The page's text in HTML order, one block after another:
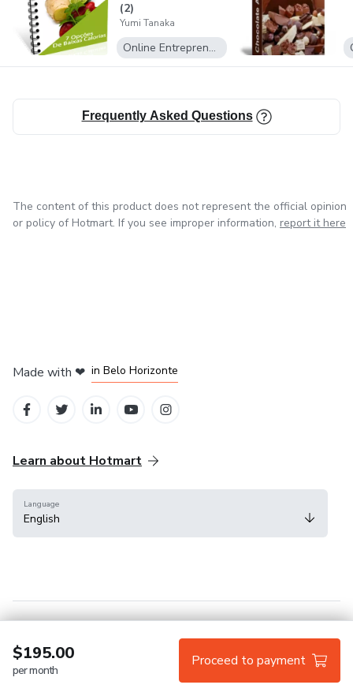
(2)
Yumi Tanaka
Online Entrepreneurship
Frequently Asked Questions
$195.00
per month
Proceed to payment
The content of this product does not represent the official opinion
or policy of Hotmart. If you see improper information, report it here
Made with ❤ in Belo Horizonte
Learn about Hotmart
Language
English
Help Center
Hotmart — 2011-2026 © All rights reserved.